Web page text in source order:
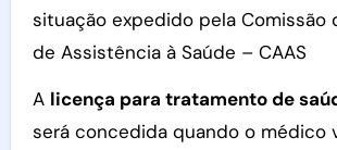
situação expedido pela Comissão
de Assistência à Saúde – CAAS
A licença para tratamento de
será concedida quando o médico